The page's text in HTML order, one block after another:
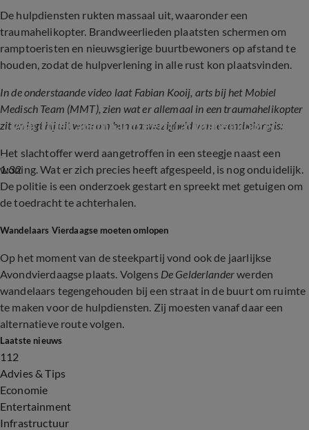
De hulpdiensten rukten massaal uit, waaronder een
traumahelikopter. Brandweerlieden plaatsten schermen om
ramptoeristen en nieuwsgierige buurtbewoners op afstand te
houden, zodat de hulpverlening in alle rust kon plaatsvinden.
In de onderstaande video laat Fabian Kooij, arts bij het Mobiel
Medisch Team (MMT), zien wat er allemaal in een traumahelikopter
zit en legt hij uit waarom hun aanwezigheid van levensbelang is:
1:32
Wat zit er allemaal in een traumahelikopter?
Het slachtoffer werd aangetroffen in een steegje naast een
woning. Wat er zich precies heeft afgespeeld, is nog onduidelijk.
De politie is een onderzoek gestart en spreekt met getuigen om
de toedracht te achterhalen.
Wandelaars Vierdaagse moeten omlopen
Op het moment van de steekpartij vond ook de jaarlijkse
Avondvierdaagse plaats. Volgens De Gelderlanderwerden
wandelaars tegengehouden bij een straat in de buurt om ruimte
te maken voor de hulpdiensten. Zij moesten vanaf daar een
alternatieve route volgen.
Laatste nieuws
112
Advies & Tips
Economie
Entertainment
Infrastructuur